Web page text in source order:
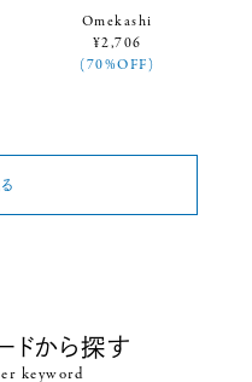
Omekashi
¥2,706
(70%OFF)
ドから探す
keyword